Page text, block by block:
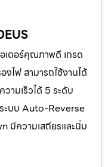
เตอร์คุณภาพดี เกรด
งไฟ สามารถใช้งานได้
ามเร็วได้ 5 ระดับ
ระบบ Auto-Reverse
มีความเสถียรและนิ่ม